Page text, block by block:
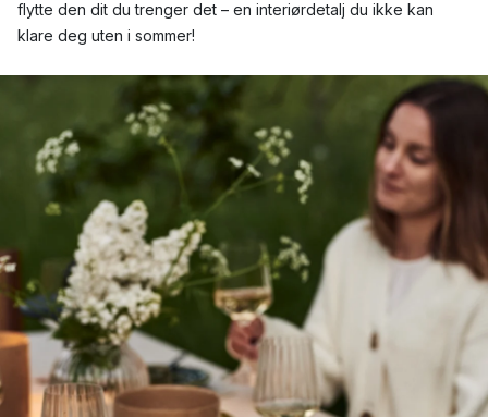
flytte den dit du trenger det – en interiørdetalj du ikke kan
klare deg uten i sommer!